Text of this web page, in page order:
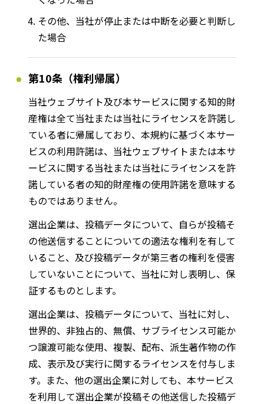
その他、当社が停止または中断を必要と判断し
た場合
第10条（権利帰属）
当社ウェブサイト及び本サービスに関する知的財
産権は全て当社または当社にライセンスを許諾し
ている者に帰属しており、本規約に基づく本サー
ビスの利用許諾は、当社ウェブサイトまたは本サ
ービスに関する当社または当社にライセンスを許
諾している者の知的財産権の使用許諾を意味する
ものではありません。
選出企業は、投稿データについて、自らが投稿そ
の他送信することについての適法な権利を有して
いること、及び投稿データが第三者の権利を侵害
していないことについて、当社に対し表明し、保
証するものとします。
選出企業は、投稿データについて、当社に対し、
世界的、非独占的、無償、サブライセンス可能か
つ譲渡可能な使用、複製、配布、派生著作物の作
成、表示及び実行に関するライセンスを付与しま
す。また、他の選出企業に対しても、本サービス
を利用して選出企業が投稿その他送信した投稿デ